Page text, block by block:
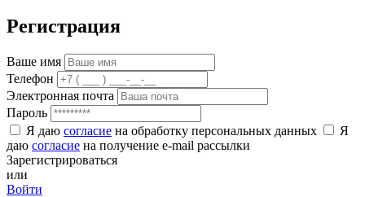
Регистрация
Ваше имя
Телефон
Электронная почта
Пароль
Я даю согласие на обработку персональных данных
Я
даю согласие на получение e-mail рассылки
Зарегистрироваться
или
Войти